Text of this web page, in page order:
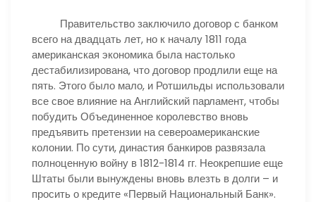
Правительство заключило договор с банком
всего на двадцать лет, но к началу 1811 года
американская экономика была настолько
дестабилизирована, что договор продлили еще на
пять. Этого было мало, и Ротшильды использовали
все свое влияние на Английский парламент, чтобы
побудить Объединенное королевство вновь
предъявить претензии на североамериканские
колонии. По сути, династия банкиров развязала
полноценную войну в 1812-1814 гг. Неокрепшие еще
Штаты были вынуждены вновь влезть в долги – и
просить о кредите «Первый Национальный Банк».